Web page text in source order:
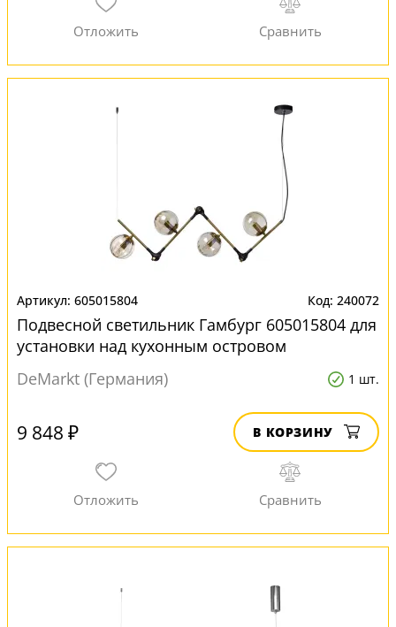
605015804 240072
Подвесной светильник Гамбург 605015804 для
установки над кухонным островом
DeMarkt (Германия)
1 шт.
9 848 ₽ В КОРЗИНУ